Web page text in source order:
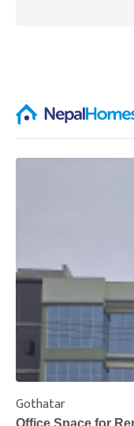
Gothatar
Office Space for